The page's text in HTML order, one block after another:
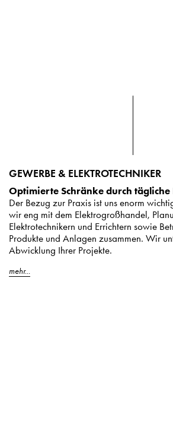
GEWERBE & ELEKTROTECHNIKER
Optimierte Schränke durch tägliche
Der Bezug zur Praxis ist uns enorm
wir eng mit dem Elektrogroßhandel,
Elektrotechnikern und Errichtern sowie
Produkte und Anlagen zusammen. Wir
Abwicklung Ihrer Projekte.
mehr...